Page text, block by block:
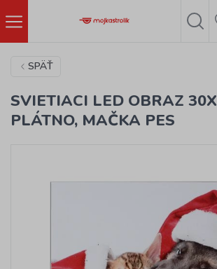
SPÄŤ
SVIETIACI LED OBRAZ
PLÁTNO, MAČKA PES